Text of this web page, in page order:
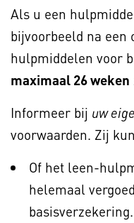
Als u een
bijvoorbeeld na een
hulpmiddelen voor
maximaal 26 weken
Informeer bij uw
voorwaarden. Zij
Of het leen-
helemaal
basisverzekering.